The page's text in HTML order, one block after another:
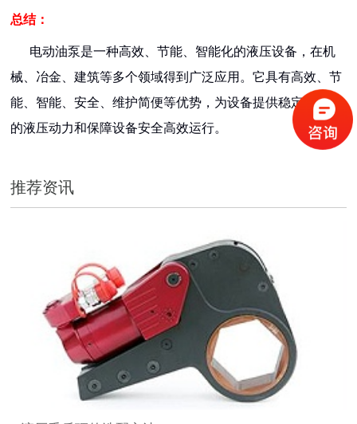
总结：
电动油泵是一种高效、节能、智能化的液压设备，在机
械、冶金、建筑等多个领域得到广泛应用。它具有高效、节
能、智能、安全、维护简便等优势，为设备提供稳定、高效
的液压动力和保障设备安全高效运行。
推荐资讯